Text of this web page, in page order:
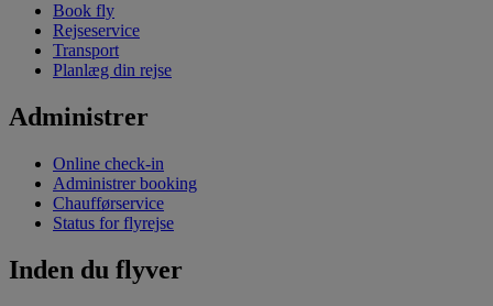
Book fly
Rejseservice
Transport
Planlæg din rejse
Administrer
Online check-in
Administrer booking
Chaufførservice
Status for flyrejse
Inden du flyver